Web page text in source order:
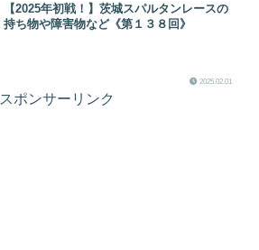
【2025年初戦！】茨城スパルタンレースの
持ち物や障害物など《第１３８回》
2025.02.01
スポンサーリンク